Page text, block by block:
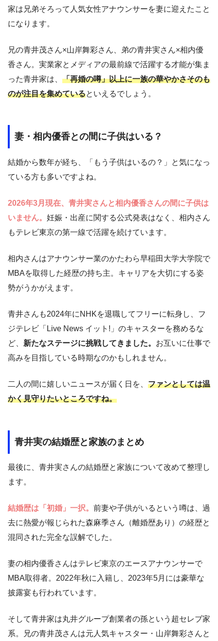
家は兄弟そろって人気女性アナウンサーを妻に迎えたこと
になります。
兄の青井茂さん×山岸舞彩さん、弟の青井実さん×相内優
香さん。実業家とメディアの最前線で活躍する才能が集ま
った青井家は、 「再婚の噂」以上に一族の華やかさそのも
のが注目を集めているといえるでしょう。
妻・相内優香との間に子供はいる？
結婚から数年が経ち、「もう子供はいるの？」と気になっ
ている方も多いですよね。
2026年3月現在、青井実さんと相内優香さんの間に子供は
いません。 妊娠・出産に関する公式発表はなく、相内さん
もテレビ東京の第一線で活躍を続けています。
相内さんはアナウンサー業のかたわら早稲田大学大学院で
MBAを取得した経歴の持ち主。キャリアを大切にする姿
勢がうかがえます。
青井さんも2024年にNHKを退職してフリーに転身し、フ
ジテレビ「Live News イット!」のキャスターを務めるな
ど、 新たなステージに挑戦してきました。 お互いに仕事で
高みを目指している時期なのかもしれません。
二人の間に嬉しいニュースが届く日を、 ファンとしては温
かく見守りたいところですね。
青井実の結婚歴と家族のまとめ
最後に、青井実さんの結婚歴と家族について改めて整理し
ます。
結婚歴は「初婚」一択。 前妻や子供がいるという噂は、過
去に熱愛が報じられた森麻季さん（離婚歴あり）の経歴と
混同された完全な誤解でした。
妻の相内優香さんはテレビ東京のエースアナウンサーで
MBA取得者。2022年秋に入籍し、2023年5月には豪華な
披露宴も行われています。
そして青井家は丸井グループ創業者の孫という超セレブ家
系。兄の青井茂さんは元人気キャスター・山岸舞彩さんと